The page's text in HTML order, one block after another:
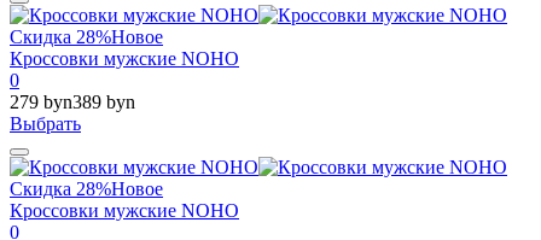
Скидка 28%Новое
Кроссовки мужские NOHO
0
279 byn389 byn
Выбрать
Скидка 28%Новое
Кроссовки мужские NOHO
0